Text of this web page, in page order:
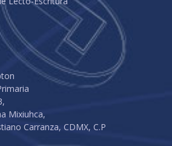
Mixiuhca,
Carranza, CDMX, C.P